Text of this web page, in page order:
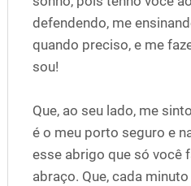
defendendo, me
quando preciso, e me
sou!
Que, ao seu lado, me
é o meu porto seguro e
esse abrigo que só você
abraço. Que, cada